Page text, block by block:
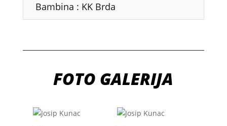
Bambina : KK Brda
FOTO GALERIJA